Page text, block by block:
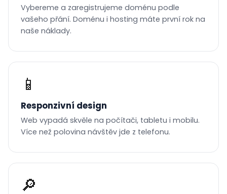
Vybereme a zaregistrujeme doménu podle
vašeho přání. Doménu i hosting máte první rok na
naše náklady.
📱
Responzivní design
Web vypadá skvěle na počítači, tabletu i mobilu.
Více než polovina návštěv jde z telefonu.
🔎